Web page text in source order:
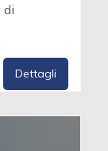
di
Dettagli